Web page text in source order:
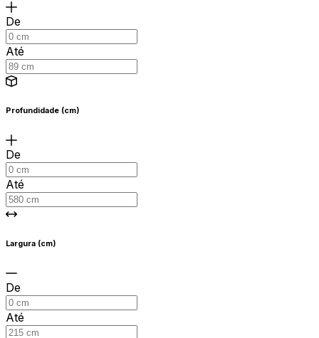
De
Até
Profundidade (cm)
De
Até
Largura (cm)
De
Até